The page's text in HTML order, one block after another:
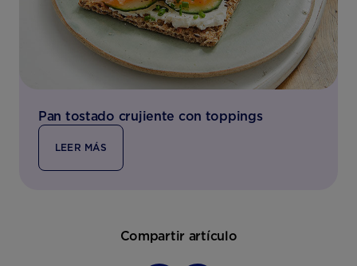
Pan tostado crujiente con toppings
LEER MÁS
Compartir artículo